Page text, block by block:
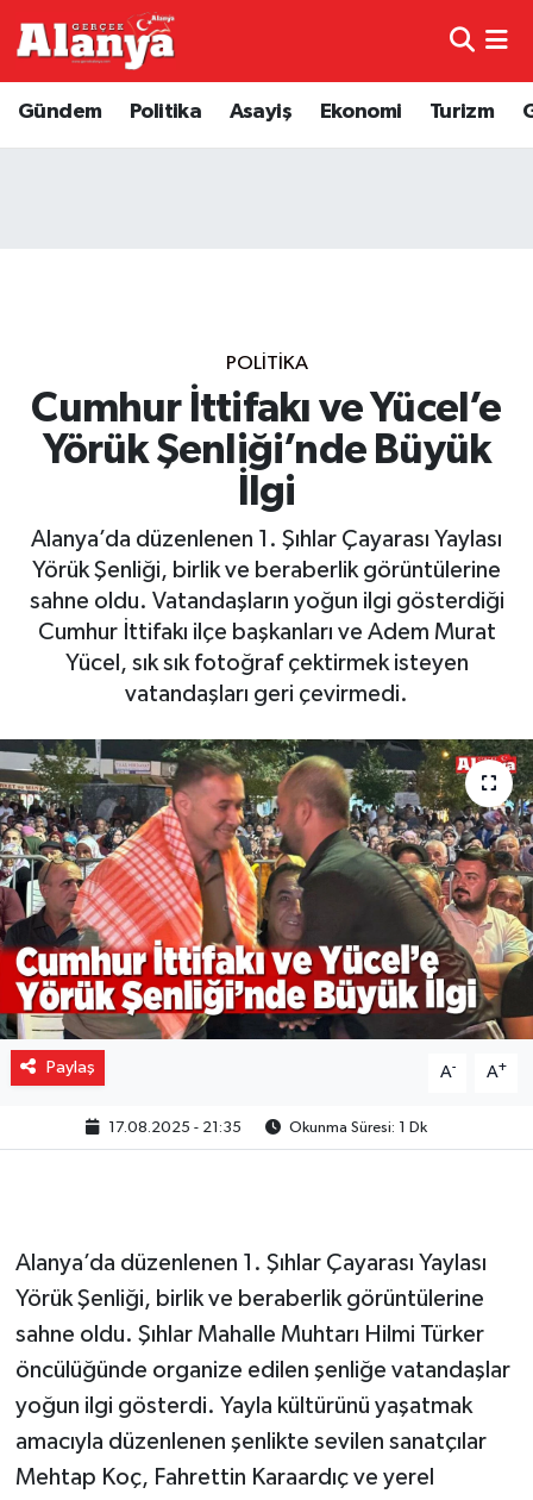
Gündem Politika Asayiş Ekonomi Turizm
POLITIKA
Cumhur İttifakı ve Yücel’e
Yörük Şenliği’nde Büyük
İlgi
Alanya’da düzenlenen 1. Şıhlar Çayarası Yaylası
Yörük Şenliği, birlik ve beraberlik görüntülerine
sahne oldu. Vatandaşların yoğun ilgi gösterdiği
Cumhur İttifakı ilçe başkanları ve Adem Murat
Yücel, sık sık fotoğraf çektirmek isteyen
vatandaşları geri çevirmedi.
Paylaş A- A+
17.08.2025 - 21:35 Okunma Süresi: 1 Dk
Alanya’da düzenlenen 1. Şıhlar Çayarası Yaylası
Yörük Şenliği, birlik ve beraberlik görüntülerine
sahne oldu. Şıhlar Mahalle Muhtarı Hilmi Türker
öncülüğünde organize edilen şenliğe vatandaşlar
yoğun ilgi gösterdi. Yayla kültürünü yaşatmak
amacıyla düzenlenen şenlikte sevilen sanatçılar
Mehtap Koç, Fahrettin Karaardıç ve yerel
Genel
Dünya
Gizlilik İlkeleri - Privacy Policy
Güncel
Gündem
Politika
Spor
Turizm
Trafik Durumu
Haber Arşivi